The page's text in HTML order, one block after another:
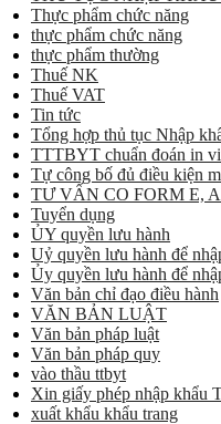
Thực phẩm chức năng
thực phẩm chức năng
thực phẩm thường
Thuế NK
Thuế VAT
Tin tức
Tổng hợp thủ tục Nhập
TTTBYT chuẩn đoán in
Tự công bố đủ điều kiện
TƯ VẤN CO FORM E,
Tuyển dụng
ỦY quyền lưu hành
Uỷ quyền lưu hành để
Ủy quyền lưu hành để
Văn bản chỉ đạo điều hành
VĂN BẢN LUẬT
Văn bản pháp luật
Văn bản pháp quy
vào thầu ttbyt
Xin giấy phép nhập khẩu
xuất khẩu khẩu trang